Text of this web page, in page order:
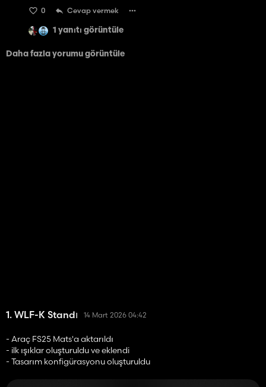
0 Cevap vermek
1 yanıtı görüntüle
Daha fazla yorumu görüntüle
1. WLF-K Standı 14 Mart 2026 04:42
- Araç FS25 Mats'a aktarıldı
- ilk ışıklar oluşturuldu ve eklendi
- Tasarım konfigürasyonu oluşturuldu